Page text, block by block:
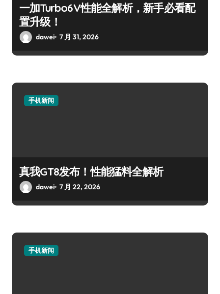
一加Turbo6V性能全解析，新手必看配
置升级！
dawei 7 月 31, 2026
手机新闻
真我GT8发布！性能猛料全解析
dawei 7 月 22, 2026
手机新闻